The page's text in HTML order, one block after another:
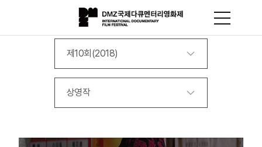
제10회(2018)
상영작